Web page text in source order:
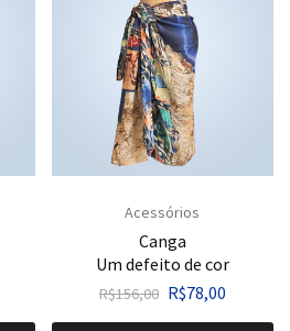
Acessórios
Canga
Um defeito de cor
R$156,00 R$78,00